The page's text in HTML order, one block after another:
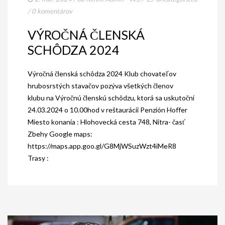
AKO BYT ČLENOM KCHHS
OZNAMY / NEWS
DEUTSCH DRAHTHAAR
PODMIENKY CHOVNOSTI
CHOVNÉ PSY
CHOVATEĽSKÉ STANICE
/0 komentárov
VÝROČNÁ ČLENSKÁ
SCHÔDZA 2024
Výročná členská schôdza 2024 Klub chovateľov
hrubosrstých stavačov pozýva všetkých členov
klubu na Výročnú členskú schôdzu, ktorá sa uskutoční
24.03.2024 o 10.00hod v reštaurácii Penzión Hoffer
Miesto konania : Hlohovecká cesta 748, Nitra- časť
Zbehy Google maps:
https://maps.app.goo.gl/G8MjWSuzWzt4iMeR8
Trasy :